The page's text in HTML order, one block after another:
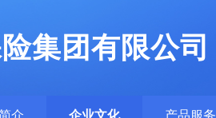
集团有限公司
介 企业文化 产品服务